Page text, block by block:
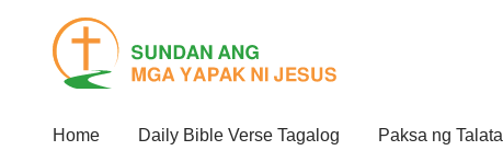
Home Daily Bible Verse Tagalog Paksa ng Talata